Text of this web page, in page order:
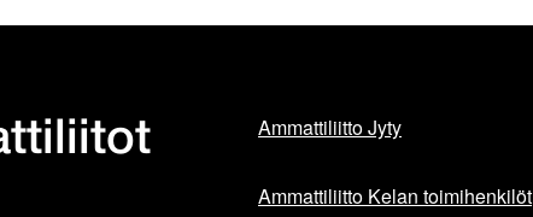
Ammattiliitto Jyty
Ammattiliitto Kelan toimihenkilöt